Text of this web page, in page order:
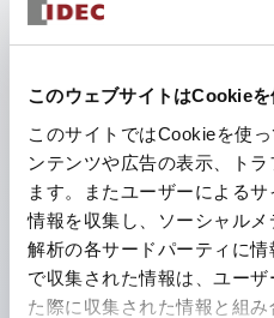
このウェブサイトはCookie
このサイトではCookieを使
ンテンツや広告の表示、ト
ます。またユーザーによる
情報を収集し、ソーシャル
解析の各サードパーティに
で収集された情報は、ユー
た際に収集された情報と組
年1月より新カタログモデ
この製品一覧ページに記
生産品へ変更、2026年6月
DC-DCコンバータ付き製
了
端子カバー不要。（パイロ
プを除く）
丸形圧着端子の配線工数を
ひとつで6色の役をこなす